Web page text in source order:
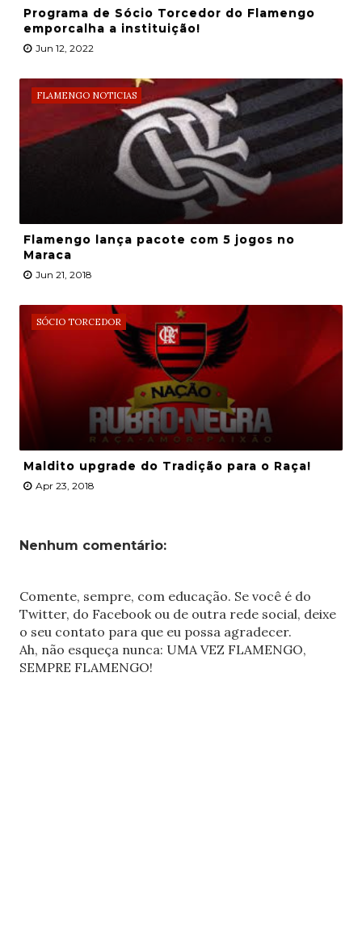
Programa de Sócio Torcedor do Flamengo
emporcalha a instituição!
Jun 12, 2022
FLAMENGO NOTICIAS
Flamengo lança pacote com 5 jogos no
Maraca
Jun 21, 2018
SÓCIO TORCEDOR
Maldito upgrade do Tradição para o Raça!
Apr 23, 2018
Nenhum comentário:
Comente, sempre, com educação. Se você é do
Twitter, do Facebook ou de outra rede social, deixe
o seu contato para que eu possa agradecer.
Ah, não esqueça nunca: UMA VEZ FLAMENGO,
SEMPRE FLAMENGO!